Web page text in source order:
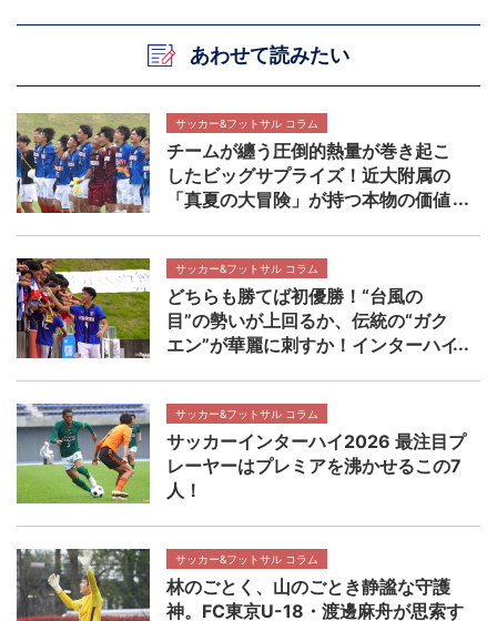
あわせて読みたい
サッカー&フットサル コラム
チームが纏う圧倒的熱量が巻き起こ
したビッグサプライズ！近大附属の
「真夏の大冒険」が持つ本物の価値
サッカー&フットサル コラム
どちらも勝てば初優勝！“台風の
目”の勢いが上回るか、伝統の“ガク
エン”が華麗に刺すか！インターハイ
サッカー&フットサル コラム
サッカーインターハイ2026 最注目プ
レーヤーはプレミアを沸かせるこの7
人！
サッカー&フットサル コラム
林のごとく、山のごとき静謐な守護
神。FC東京U-18・渡邊麻舟が思索す